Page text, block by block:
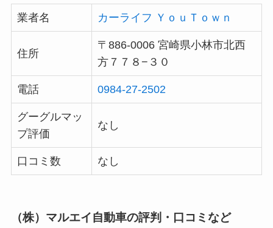
業者名 カーライフ ＹｏｕＴｏｗｎ
住所
〒886-0006 宮崎県小林市北西
方７７８−３０
電話 0984-27-2502
グーグルマッ
プ評価
なし
口コミ数 なし
（株）マルエイ自動車の評判・口コミなど